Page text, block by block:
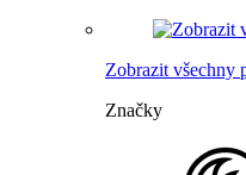
Zobrazit všechny
Značky